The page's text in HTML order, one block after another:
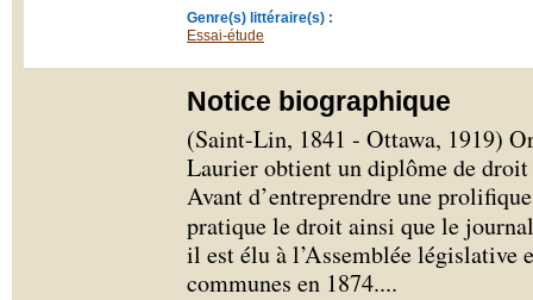
Genre(s) littéraire(s) :
Essai-étude
Notice biographique
(Saint-Lin, 1841 - Ottawa, 1919)
Laurier obtient un diplôme de
Avant d’entreprendre une
pratique le droit ainsi que le
il est élu à l’Assemblée législative
communes en 1874....